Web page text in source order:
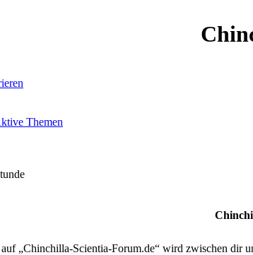
Themen
„Chinchilla-Scientia-Forum.de“ wird zwischen dir